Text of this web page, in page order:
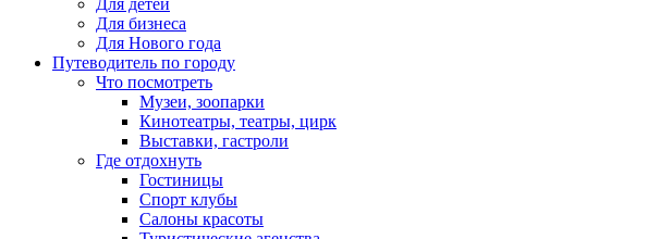
Для бизнеса
Для Нового года
Путеводитель по городу
Что посмотреть
Музеи, зоопарки
Кинотеатры, театры, цирк
Выставки, гастроли
Где отдохнуть
Гостиницы
Спорт клубы
Салоны красоты